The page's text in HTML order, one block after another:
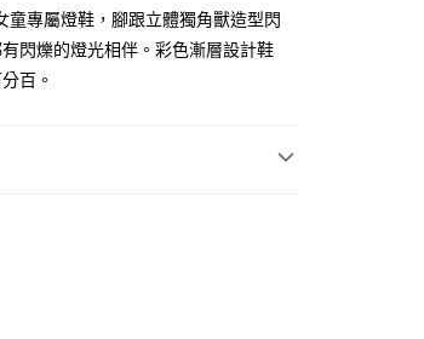
分期的期數、繳款截止日，確認付款後即
用金額請依後續交易確認頁面所載為準。
確認交易或遇審核未通過，訂單將自動取
況，表示未達大哥付你分期系統評分，恕
大哥付你分期」於每月結算日後寄送繳費提
等通路繳費。
童專屬燈鞋，腳跟立體獨角獸造型閃
閃爍的燈光相伴。彩色漸層設計鞋
百。